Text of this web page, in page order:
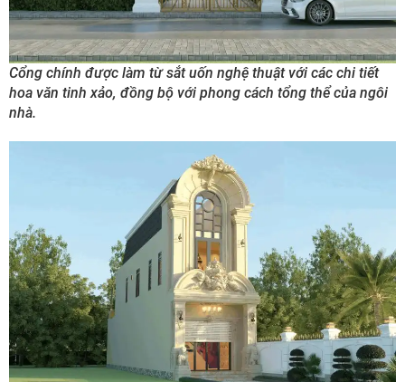
Cổng chính được làm từ sắt uốn nghệ thuật với các chi tiết
hoa văn tinh xảo, đồng bộ với phong cách tổng thể của ngôi
nhà.